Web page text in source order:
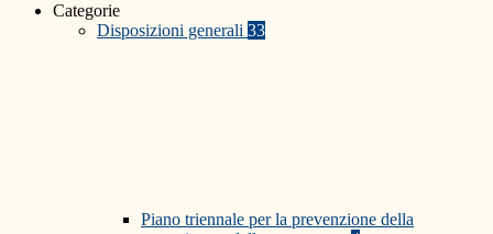
Categorie
Disposizioni generali 33
Piano triennale per la prevenzione della